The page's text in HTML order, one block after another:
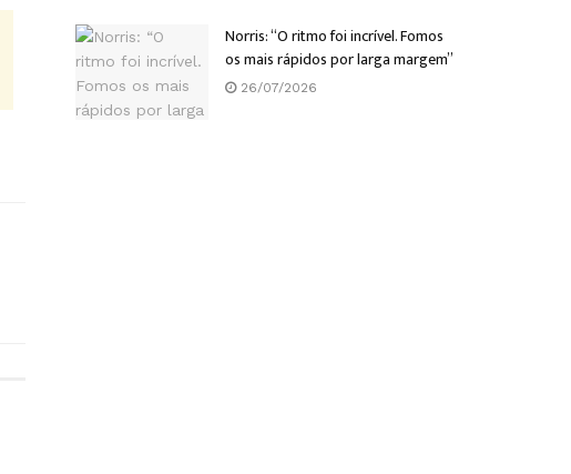
Norris: “O ritmo foi incrível. Fomos
os mais rápidos por larga margem”
26/07/2026